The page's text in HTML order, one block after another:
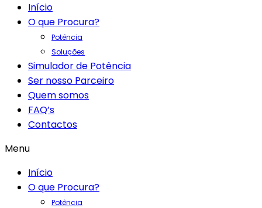
Início
O que Procura?
Potência
Soluções
Simulador de Potência
Ser nosso Parceiro
Quem somos
FAQ’s
Contactos
Menu
Início
O que Procura?
Potência